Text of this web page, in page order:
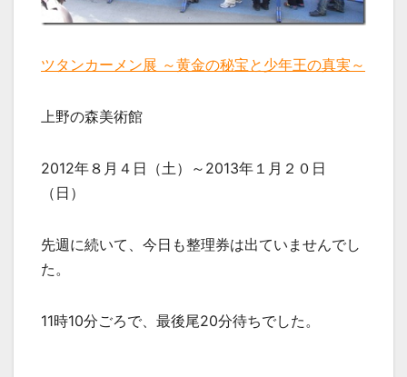
ツタンカーメン展 ～黄金の秘宝と少年王の真実～
上野の森美術館
2012年８月４日（土）～2013年１月２０日
（日）
先週に続いて、今日も整理券は出ていませんでし
た。
11時10分ごろで、最後尾20分待ちでした。